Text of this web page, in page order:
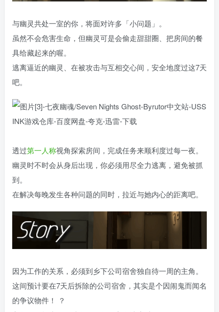
与幽灵共处一室的你，将面对许多「小问题」。
虽然不会危害生命，但幽灵可是会偷走甜甜圈、把房间的餐
具给藏起来的喔。
逃离逼近的幽灵、在被攻击与互相交心间，安全地度过这7天
吧。
透过第一人称视角探索房间，完成任务来顺利度过每一夜。
幽灵时不时会从身后出现，你必须用尽全力逃离，避免被抓
到。
在解决每晚发生各种问题的同时，拉近与她内心的距离吧。
因为工作的关系，必须到乡下公司宿舍独自待一周的主角。
这间预计要在7天后拆除的公司宿舍，其实是个因闹鬼而闻名
的争议物件！ ？